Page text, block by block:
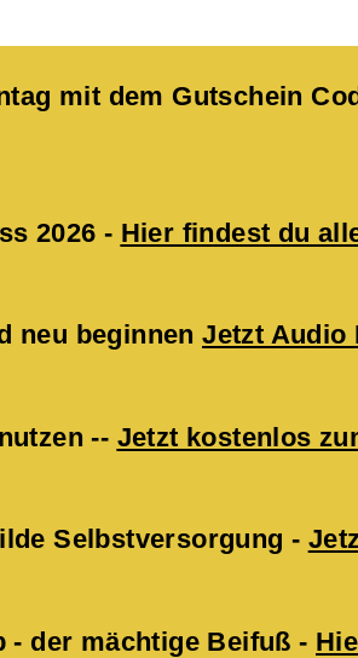
mit dem Gutschein
2026 - Hier findest du
neu beginnenJetzt Audio
-- Jetzt kostenlos
Selbstversorgung -
- der mächtige Beifuß -